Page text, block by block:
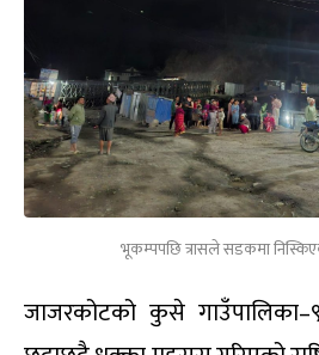
भूकम्पपछि त्रासले सडकमा
जाजरकोटको कुसे